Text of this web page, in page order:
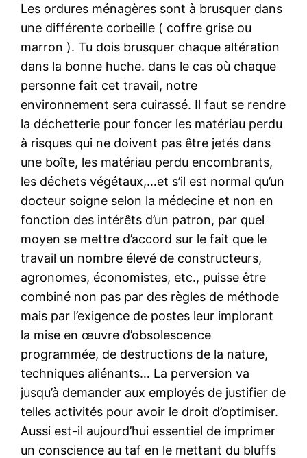
Les ordures ménagères sont à brusquer dans
une différente corbeille ( coffre grise ou
marron ). Tu dois brusquer chaque altération
dans la bonne huche. dans le cas où chaque
personne fait cet travail, notre
environnement sera cuirassé. Il faut se rendre
la déchetterie pour foncer les matériau perdu
à risques qui ne doivent pas être jetés dans
une boîte, les matériau perdu encombrants,
les déchets végétaux,…et s’il est normal qu’un
docteur soigne selon la médecine et non en
fonction des intérêts d’un patron, par quel
moyen se mettre d’accord sur le fait que le
travail un nombre élevé de constructeurs,
agronomes, économistes, etc., puisse être
combiné non pas par des règles de méthode
mais par l’exigence de postes leur implorant
la mise en œuvre d’obsolescence
programmée, de destructions de la nature,
techniques aliénants… La perversion va
jusqu’à demander aux employés de justifier de
telles activités pour avoir le droit d’optimiser.
Aussi est-il aujourd’hui essentiel de imprimer
un conscience au taf en le mettant du bluffs